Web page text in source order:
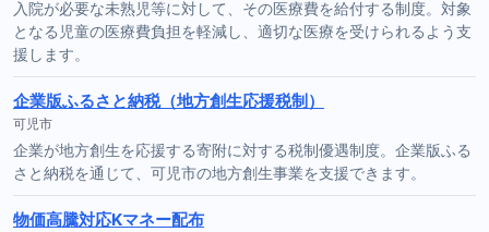
入院が必要な未熟児等に対して、その医療費を給付する制度。対象
となる児童の医療費負担を軽減し、適切な医療を受けられるよう支
援します。
企業版ふるさと納税（地方創生応援税制）
可児市
企業が地方創生を応援する寄附に対する税制優遇制度。企業版ふる
さと納税を通じて、可児市の地方創生事業を支援できます。
物価高騰対応Kマネー配布